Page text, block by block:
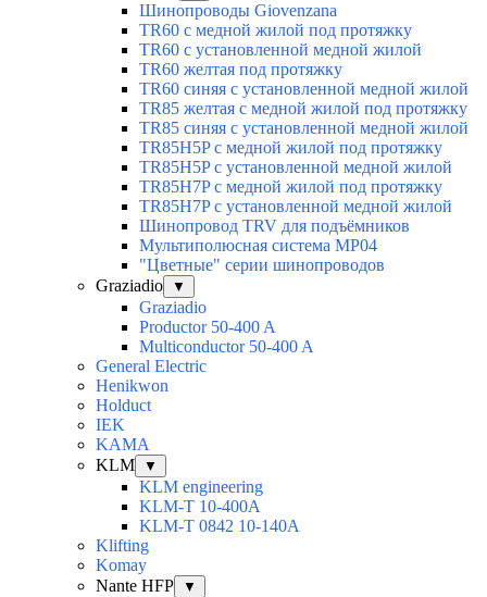
Шинопроводы Giovenzana
TR60 с медной жилой под протяжку
TR60 с установленной медной жилой
TR60 желтая под протяжку
TR60 синяя с установленной медной жилой
TR85 желтая с медной жилой под протяжку
TR85 синяя с установленной медной жилой
TR85H5P с медной жилой под протяжку
TR85H5P с установленной медной жилой
TR85H7P с медной жилой под протяжку
TR85H7P с установленной медной жилой
Шинопровод TRV для подъёмников
Мультиполюсная система MP04
"Цветные" серии шинопроводов
Graziadio
▼
Graziadio
Productor 50-400 A
Multiconductor 50-400 A
General Electric
Henikwon
Holduct
IEK
KAMA
KLM
▼
KLM engineering
KLM-T 10-400A
KLM-T 0842 10-140A
Klifting
Komay
Nante HFP
▼